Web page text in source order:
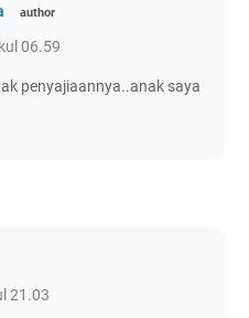
06.59
penyajiaannya..anak saya
21.03